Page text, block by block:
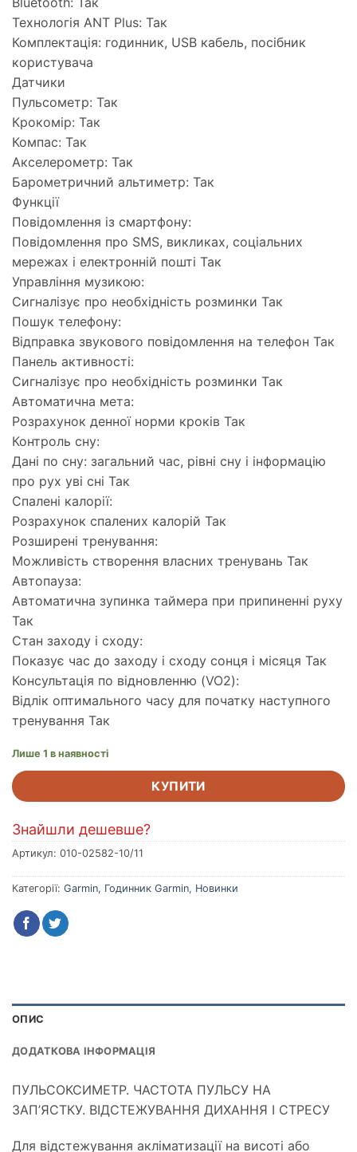
Технологія ANT Plus: Так
Комплектація: годинник, USB кабель, посібник
користувача
Датчики
Пульсометр: Так
Крокомір: Так
Компас: Так
Акселерометр: Так
Барометричний альтиметр: Так
Функції
Повідомлення із смартфону:
Повідомлення про SMS, викликах, соціальних
мережах і електронній пошті Так
Управління музикою:
Сигналізує про необхідність розминки Так
Пошук телефону:
Відправка звукового повідомлення на телефон Так
Панель активності:
Сигналізує про необхідність розминки Так
Автоматична мета:
Розрахунок денної норми кроків Так
Контроль сну:
Дані по сну: загальний час, рівні сну і інформацію
про рух уві сні Так
Спалені калорії:
Розрахунок спалених калорій Так
Розширені тренування:
Можливість створення власних тренувань Так
Автопауза:
Автоматична зупинка таймера при припиненні руху
Так
Стан заходу і сходу:
Показує час до заходу і сходу сонця і місяця Так
Консультація по відновленню (VO2):
Відлік оптимального часу для початку наступного
тренування Так
Лише 1 в наявності
КУПИТИ
Знайшли дешевше?
Артикул: 010-02582-10/11
Категорії: Garmin, Годинник Garmin, Новинки
ОПИС
ДОДАТКОВА ІНФОРМАЦІЯ
ПУЛЬСОКСИМЕТР. ЧАСТОТА ПУЛЬСУ НА
ЗАП’ЯСТКУ. ВІДСТЕЖУВАННЯ ДИХАННЯ І СТРЕСУ
Для відстежування акліматизації на висоті або